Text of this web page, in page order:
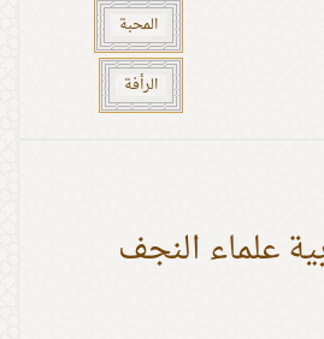
المحبة
الرأفة
علماء النجف